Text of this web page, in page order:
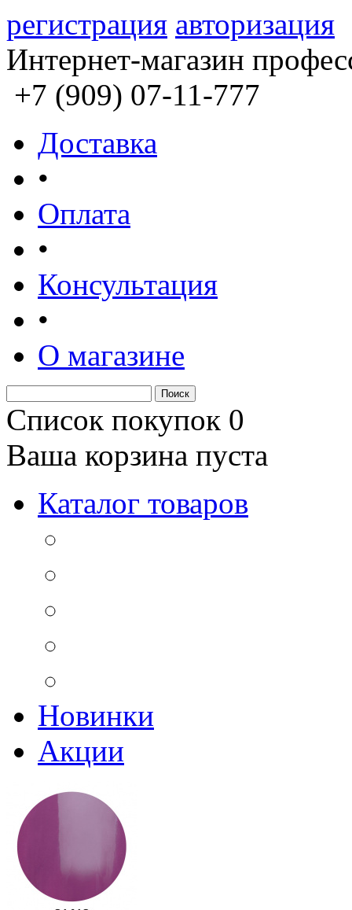
регистрация авторизация
Интернет-магазин
+7 (909) 07-11-777
Доставка
•
Оплата
•
Консультация
•
О магазине
Список покупок 0
Ваша корзина пуста
Каталог товаров
Новинки
Акции